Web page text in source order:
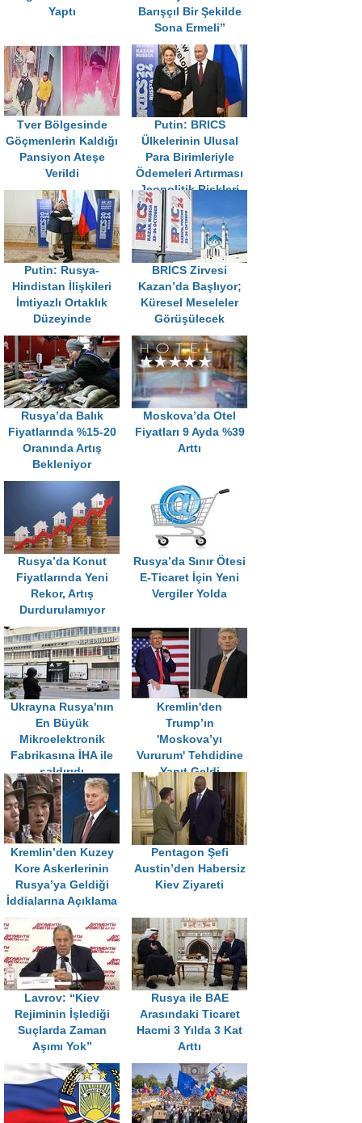
Yaptı
Barışçıl Bir Şekilde
Sona Ermeli”
Tver Bölgesinde
Göçmenlerin Kaldığı
Pansiyon Ateşe
Verildi
Putin: BRICS
Ülkelerinin Ulusal
Para Birimleriyle
Ödemeleri Artırması
Jeopolitik Riskleri
Azaltıyor
Putin: Rusya-
Hindistan İlişkileri
İmtiyazlı Ortaklık
Düzeyinde
BRICS Zirvesi
Kazan’da Başlıyor;
Küresel Meseleler
Görüşülecek
Rusya’da Balık
Fiyatlarında %15-20
Oranında Artış
Bekleniyor
Moskova’da Otel
Fiyatları 9 Ayda %39
Arttı
Rusya’da Konut
Fiyatlarında Yeni
Rekor, Artış
Durdurulamıyor
Rusya’da Sınır Ötesi
E-Ticaret İçin Yeni
Vergiler Yolda
Ukrayna Rusya'nın
En Büyük
Mikroelektronik
Fabrikasına İHA ile
saldırıdı
Kremlin'den
Trump’ın
'Moskova’yı
Vururum' Tehdidine
Yanıt Geldi
Kremlin’den Kuzey
Kore Askerlerinin
Rusya’ya Geldiği
İddialarına Açıklama
Pentagon Şefi
Austin’den Habersiz
Kiev Ziyareti
Lavrov: “Kiev
Rejiminin İşlediği
Suçlarda Zaman
Aşımı Yok”
Rusya ile BAE
Arasındaki Ticaret
Hacmi 3 Yılda 3 Kat
Arttı